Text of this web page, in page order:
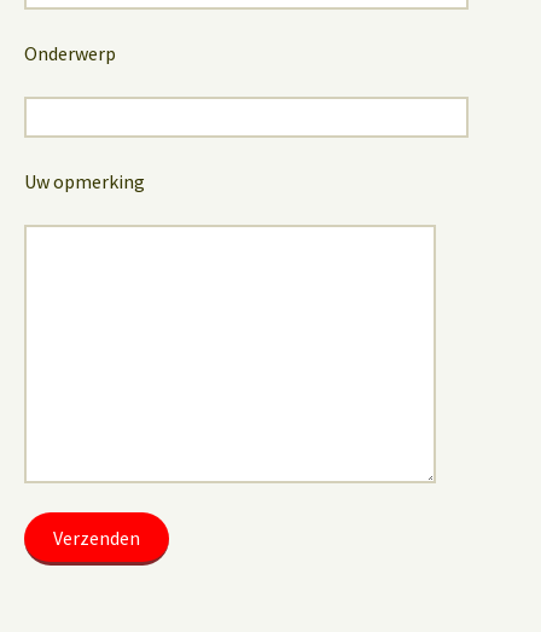
Onderwerp
Uw opmerking